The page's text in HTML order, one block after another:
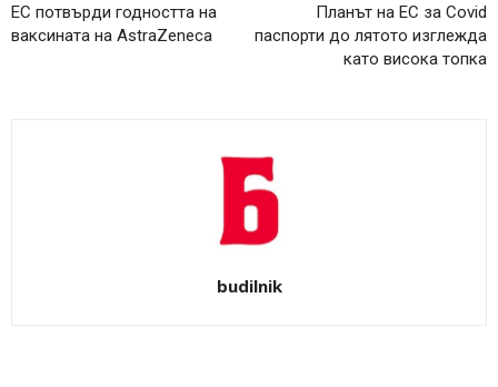
ЕС потвърди годността на
ваксината на AstraZeneca
Планът на ЕС за Covid
паспорти до лятото изглежда
като висока топка
budilnik